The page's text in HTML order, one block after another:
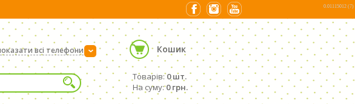
›
всі телефони Кошик
Товарів:0 шт.
На суму:0 грн.
0.01115012 (7)